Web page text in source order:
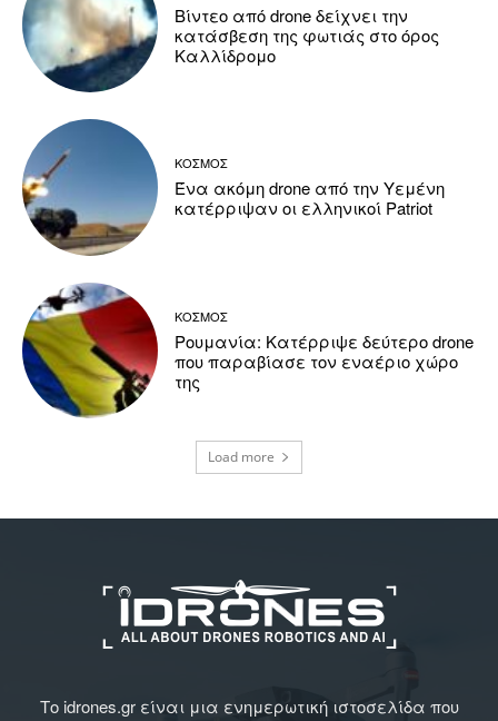
Βίντεο από drone δείχνει την
κατάσβεση της φωτιάς στο όρος
Καλλίδρομο
ΚΟΣΜΟΣ
Ένα ακόμη drone από την Υεμένη
κατέρριψαν οι ελληνικοί Patriot
ΚΟΣΜΟΣ
Ρουμανία: Κατέρριψε δεύτερο drone
που παραβίασε τον εναέριο χώρο
της
Load more
Το idrones.gr είναι μια ενημερωτική ιστοσελίδα που